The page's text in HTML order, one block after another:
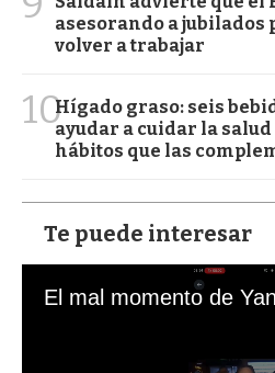
asesorando a jubilados
volver a trabajar
10Hígado graso: seis
ayudar a cuidar la
hábitos que las
Te puede interesar